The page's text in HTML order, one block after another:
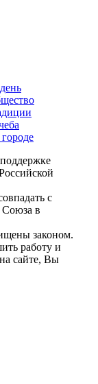
с
Союза в
законом.
работу и
сайте, Вы